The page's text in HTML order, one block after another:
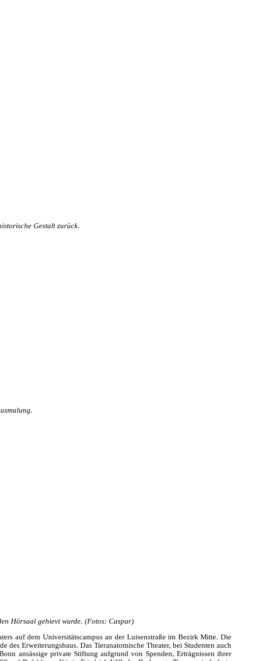
Gestalt zurück.
Hörsaal gehievt wurde. (Fotos: Caspar)
auf dem Universitätscampus an der Luisenstraße im Bezirk Mitte. Die
Erweiterungsbaus. Das Tieranatomische Theater, bei Studenten auch
ansässige private Stiftung aufgrund von Spenden, Erträgnissen ihrer